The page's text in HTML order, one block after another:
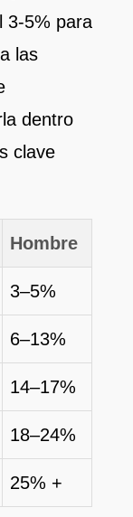
3-5% para
las
dentro
clave
Hombre
3–5%
6–13%
14–17%
18–24%
25% +